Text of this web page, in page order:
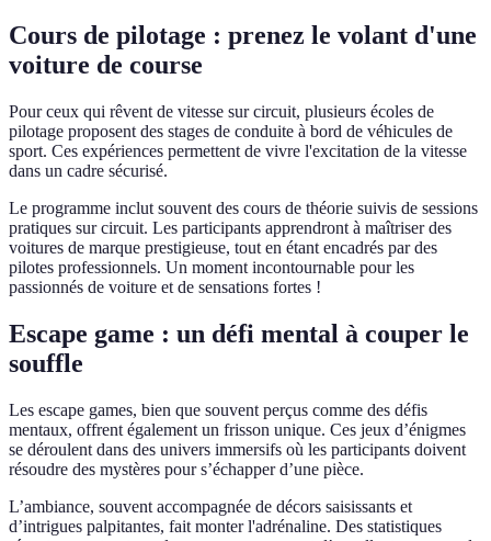
Cours de pilotage : prenez le volant d'une
voiture de course
Pour ceux qui rêvent de vitesse sur circuit, plusieurs écoles de
pilotage proposent des stages de conduite à bord de véhicules de
sport. Ces expériences permettent de vivre l'excitation de la vitesse
dans un cadre sécurisé.
Le programme inclut souvent des cours de théorie suivis de sessions
pratiques sur circuit. Les participants apprendront à maîtriser des
voitures de marque prestigieuse, tout en étant encadrés par des
pilotes professionnels. Un moment incontournable pour les
passionnés de voiture et de sensations fortes !
Escape game : un défi mental à couper le
souffle
Les escape games, bien que souvent perçus comme des défis
mentaux, offrent également un frisson unique. Ces jeux d’énigmes
se déroulent dans des univers immersifs où les participants doivent
résoudre des mystères pour s’échapper d’une pièce.
L’ambiance, souvent accompagnée de décors saisissants et
d’intrigues palpitantes, fait monter l'adrénaline. Des statistiques